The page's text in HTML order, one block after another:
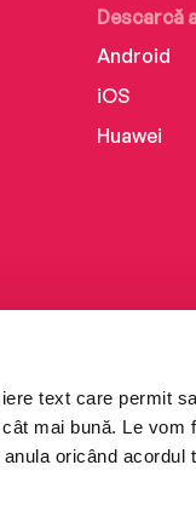
text care permit
mai bună. Le vom
oricând acordul
Descarcă
Android
iOS
Huawei